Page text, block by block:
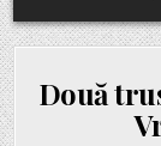
Două